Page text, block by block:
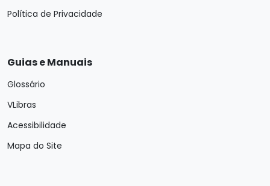
Política de Privacidade
Guias e Manuais
Glossário
VLibras
Acessibilidade
Mapa do Site